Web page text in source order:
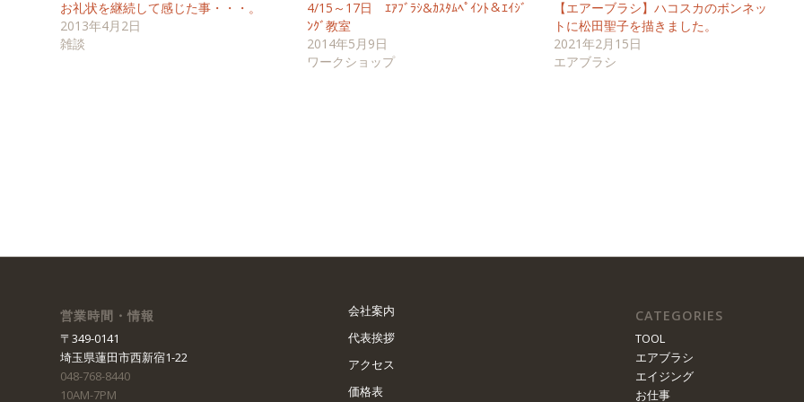
お礼状を継続して感じた事・・・。
2013年4月2日
雑談
4/15～17日 ｴｱﾌﾞﾗｼ&ｶｽﾀﾑﾍﾟｲﾝﾄ＆ｴｲｼﾞ
ﾝｸﾞ教室
2014年5月9日
ワークショップ
【エアーブラシ】ハコスカのボンネッ
トに松田聖子を描きました。
2021年2月15日
エアブラシ
営業時間・情報
〒349-0141
埼玉県蓮田市西新宿1-22
048-768-8440
10AM-7PM
会社案内
代表挨拶
アクセス
価格表
CATEGORIES
TOOL
エアブラシ
エイジング
お仕事